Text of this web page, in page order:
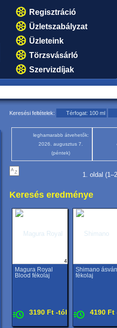
Regisztráció
Üzletszabályzat
Üzleteink
Törzsvásárló
Szervizdíjak
Keresési feltételek: Térfogat: 100 ml
leghamarabb átvehetők:
2026. augusztus 7.
(péntek)
1. oldal
Keresés eredménye
4
Magura Royal
Blood fékolaj
3190 Ft -tól
Shimano
fékolaj
4190 Ft